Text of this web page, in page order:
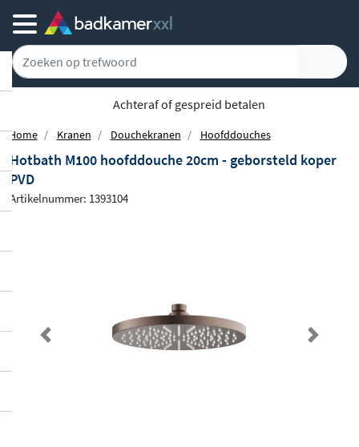
Achteraf of gespreid betalen
Home Kranen Douchekranen Hoofddouches
Hotbath M100 hoofddouche 20cm - geborsteld koper
PVD
Artikelnummer: 1393104
Previous Next